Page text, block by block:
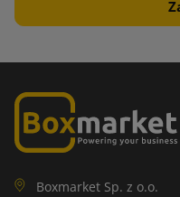
Boxmarket Sp. z o.o.